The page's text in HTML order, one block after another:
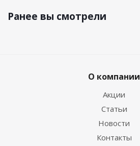
Ранее вы смотрели
О компании
Акции
Статьи
Новости
Контакты